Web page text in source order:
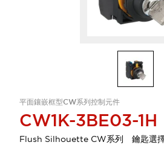
平面鑲嵌框型CW系列控制元件
CW1K-3BE03-1H
Flush Silhouette CW系列 鑰匙選